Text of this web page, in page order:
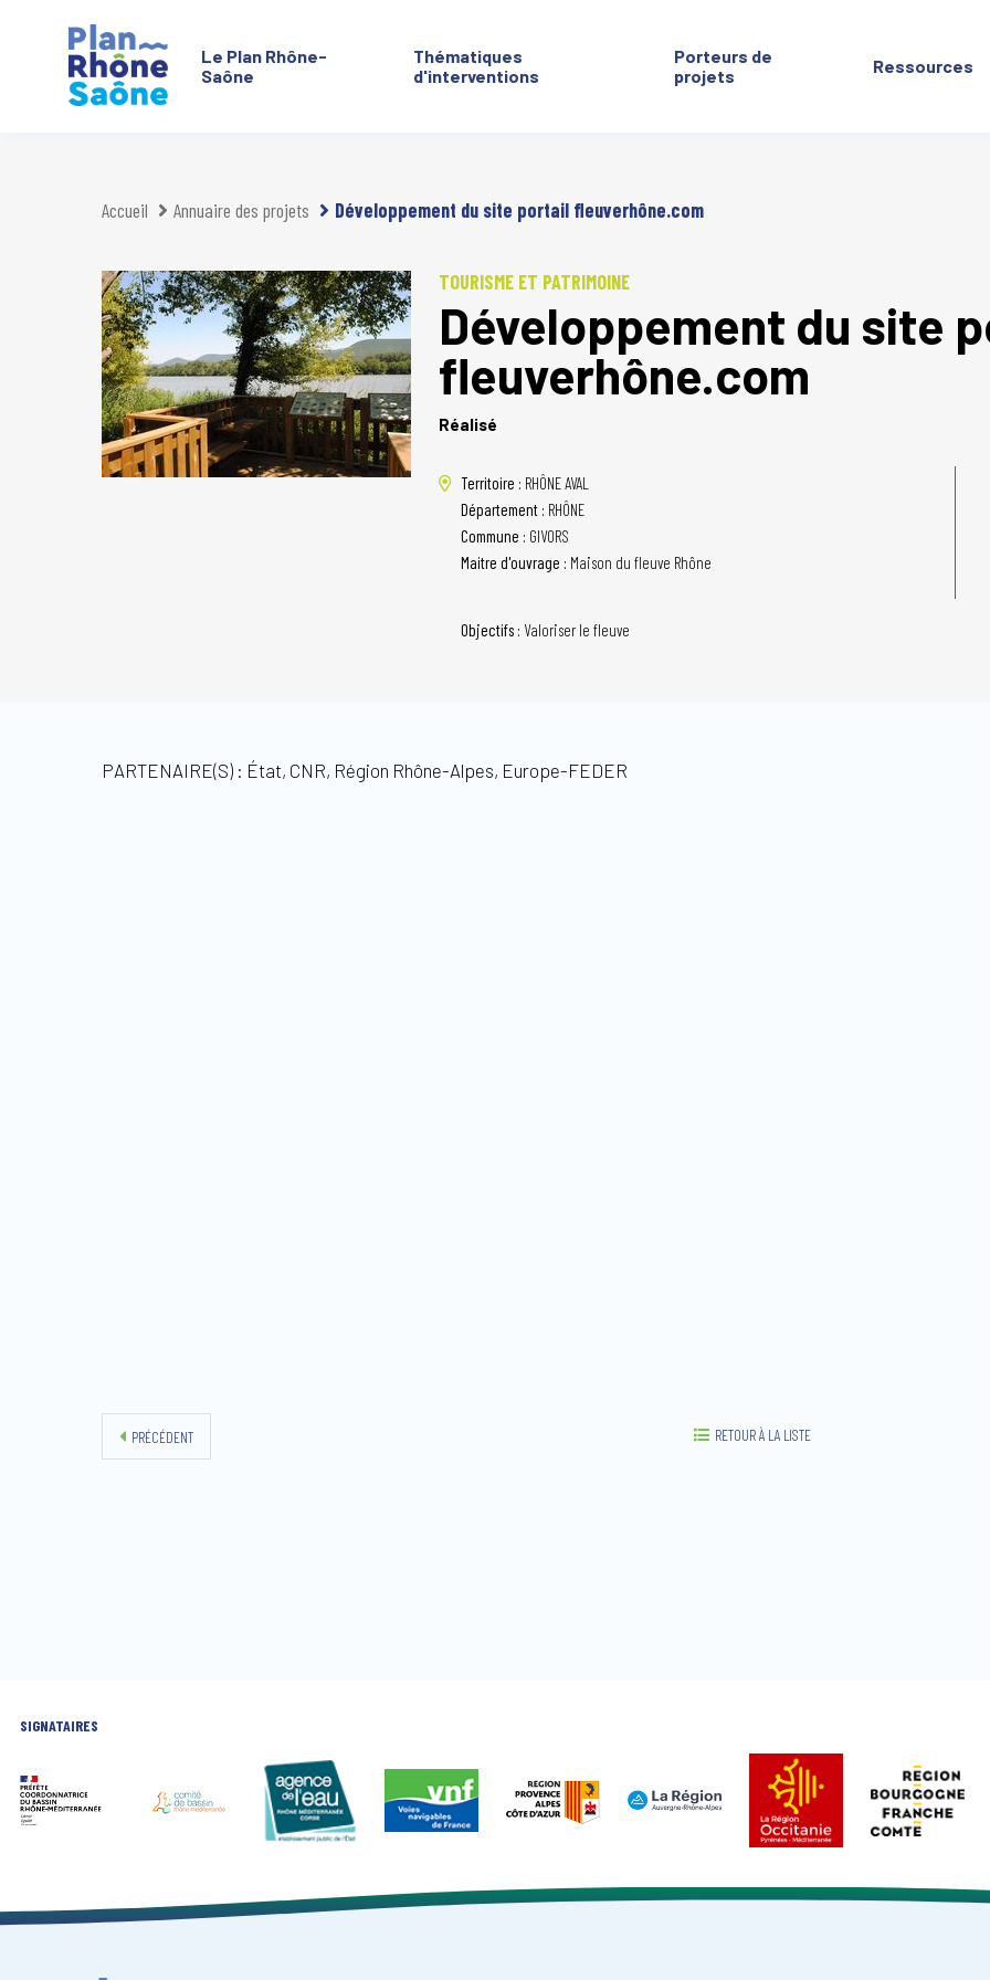
Le Plan Rhône-
Saône
Thématiques
d'interventions
Porteurs de
projets
Ressources
Accueil Annuaire des projets Développement du site portail fleuverhône.com
TOURISME ET PATRIMOINE
Développement du site
fleuverhône.com
Réalisé
Territoire : RHÔNE AVAL
Département : RHÔNE
Commune : GIVORS
Maitre d'ouvrage : Maison du fleuve Rhône
Objectifs : Valoriser le fleuve
PARTENAIRE(S) : État, CNR, Région Rhône-Alpes, Europe-FEDER
PRÉCÉDENT RETOUR À LA LISTE
SIGNATAIRES